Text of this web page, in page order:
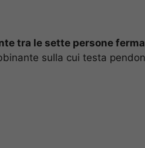
tra le sette persone
sulla cui testa